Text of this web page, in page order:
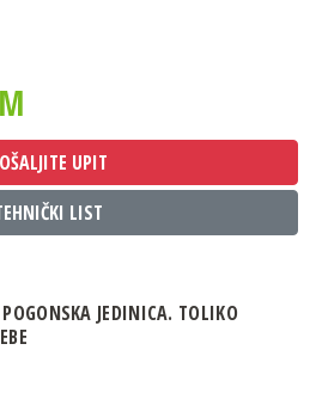
UPIT
LIST
JEDINICA. TOLIKO